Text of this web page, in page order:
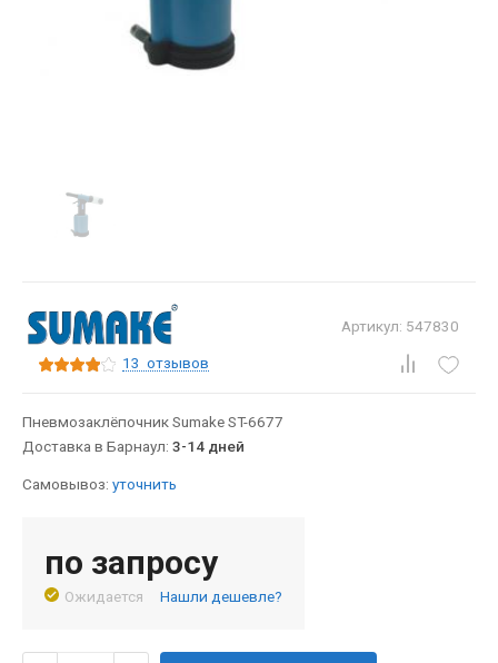
Артикул: 547830
13 отзывов
Пневмозаклёпочник Sumake ST-6677
Доставка в Барнаул: 3-14 дней
Самовывоз: уточнить
по запросу
Ожидается Нашли дешевле?